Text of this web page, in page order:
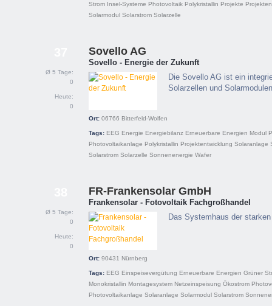
Strom Insel-Systeme Photovoltaik Polykristallin Projekte
Solarmodul Solarstrom Solarzelle
Ø 5 Tage:
0
Heute:
0
Sovello AG
Sovello - Energie der Zukunft
Die Sovello AG ist ein
Solarzellen und
Ort: 06766 Bitterfeld-Wolfen
Tags: EEG Energie Energiebilanz Erneuerbare Energien Modul
Photovoltaikanlage Polykristallin Projektentwicklung Solaranlage
Solarstrom Solarzelle Sonnenenergie Wafer
Ø 5 Tage:
0
Heute:
0
FR-Frankensolar GmbH
Frankensolar - Fotovoltaik Fachgroßhandel
Das Systemhaus der
Ort: 90431 Nürnberg
Tags: EEG Einspeisevergütung Erneuerbare Energien Grüner
Monokristallin Montagesystem Netzeinspeisung Ökostrom
Photovoltaikanlage Solaranlage Solarmodul Solarstrom